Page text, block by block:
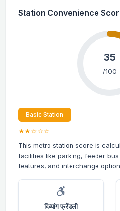
Station Convenience
35
/100
Basic Station
★★☆☆☆
This metro station score is
facilities like parking, feeder
features, and interchange
दिव्यांग फ्रेंडली